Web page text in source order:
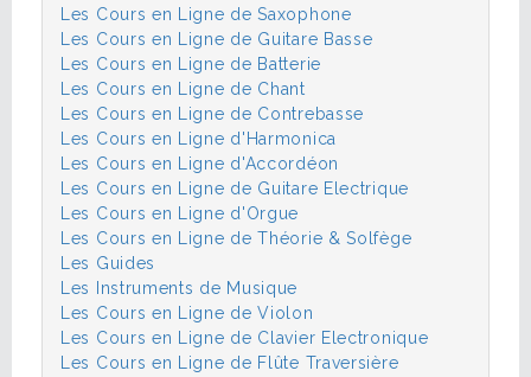
Les Cours en Ligne de Saxophone
Les Cours en Ligne de Guitare Basse
Les Cours en Ligne de Batterie
Les Cours en Ligne de Chant
Les Cours en Ligne de Contrebasse
Les Cours en Ligne d'Harmonica
Les Cours en Ligne d'Accordéon
Les Cours en Ligne de Guitare Electrique
Les Cours en Ligne d'Orgue
Les Cours en Ligne de Théorie & Solfège
Les Guides
Les Instruments de Musique
Les Cours en Ligne de Violon
Les Cours en Ligne de Clavier Electronique
Les Cours en Ligne de Flûte Traversière